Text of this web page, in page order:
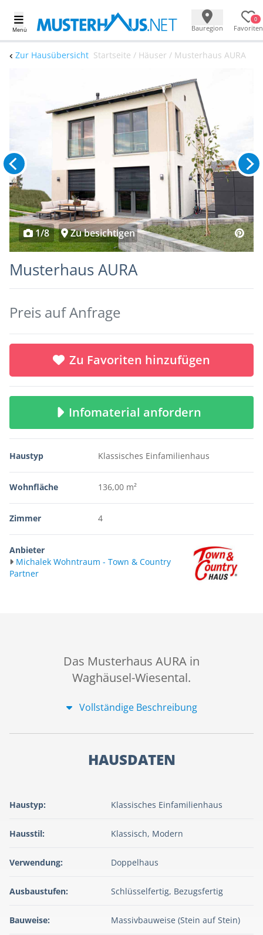
Menü Bauregion
0
Favoriten
Zur Hausübersicht Startseite / Häuser / Musterhaus AURA
1/8 Zu besichtigen
Musterhaus AURA
Preis auf Anfrage
Zu Favoriten hinzufügen
Infomaterial anfordern
Haustyp Klassisches Einfamilienhaus
Wohnfläche 136,00 m²
Zimmer 4
Anbieter
Michalek Wohntraum - Town & Country
Partner
Das Musterhaus AURA in
Waghäusel-Wiesental.
Vollständige Beschreibung
HAUSDATEN
Haustyp: Klassisches Einfamilienhaus
Hausstil: Klassisch, Modern
Verwendung: Doppelhaus
Ausbaustufen: Schlüsselfertig, Bezugsfertig
Bauweise: Massivbauweise (Stein auf Stein)